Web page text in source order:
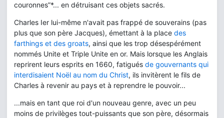
couronnes”*... en détruisant ces objets sacrés.
Charles Ier lui-même n'avait pas frappé de souverains (pas
plus que son père Jacques), émettant à la place des
farthings et des groats, ainsi que les trop désespérément
nommés Unite et Triple Unite en or. Mais lorsque les Anglais
reprirent leurs esprits en 1660, fatigués de gouvernants qui
interdisaient Noël au nom du Christ, ils invitèrent le fils de
Charles à revenir au pays et à reprendre le pouvoir...
...mais en tant que roi d'un nouveau genre, avec un peu
moins de privilèges tout-puissants que son père, désormais